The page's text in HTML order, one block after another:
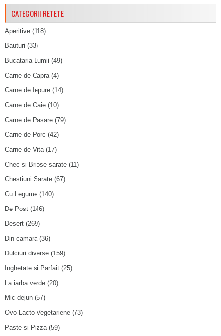
CATEGORII RETETE
Aperitive (118)
Bauturi (33)
Bucataria Lumii (49)
Carne de Capra(4)
Carne de Iepure (14)
Carne de Oaie (10)
Carne de Pasare (79)
Carne de Porc (42)
Carne de Vita(17)
Chec si Briose sarate (11)
Chestiuni Sarate (67)
Cu Legume (140)
De Post (146)
Desert (269)
Din camara(36)
Dulciuri diverse (159)
Inghetate si Parfait (25)
La iarba verde (20)
Mic-dejun (57)
Ovo-Lacto-Vegetariene (73)
Paste si Pizza(59)